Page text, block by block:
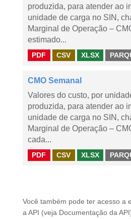
produzida, para atender ao
unidade de carga no SIN,
Marginal de Operação –
estimado...
PDF CSV XLSX
CMO Semanal
Valores do custo, por
produzida, para atender ao
unidade de carga no SIN,
Marginal de Operação –
cada...
PDF CSV XLSX
Você também pode ter acesso a
a API (veja Documentação da API